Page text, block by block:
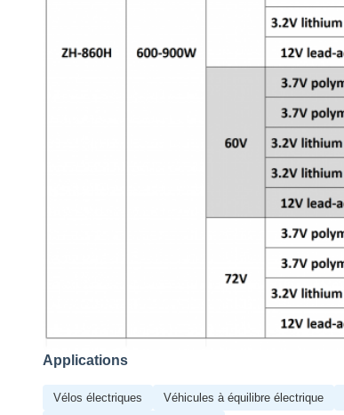
Applications
Vélos électriques Véhicules à équilibre électrique